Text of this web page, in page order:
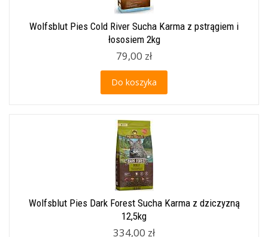
Wolfsblut Pies Cold River Sucha Karma z pstrągiem i
łososiem 2kg
79,00 zł
Do koszyka
Wolfsblut Pies Dark Forest Sucha Karma z dziczyzną
12,5kg
334,00 zł